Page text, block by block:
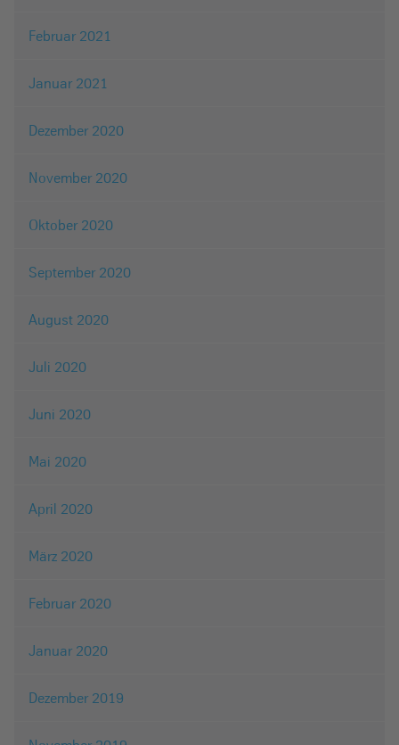
Februar 2021
Januar 2021
Dezember 2020
November 2020
Oktober 2020
September 2020
August 2020
Juli 2020
Juni 2020
Mai 2020
April 2020
März 2020
Februar 2020
Januar 2020
Dezember 2019